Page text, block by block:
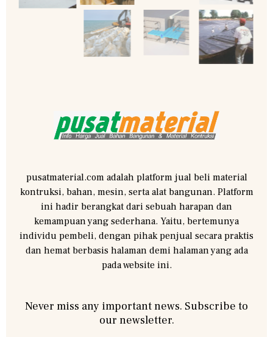
pusatmaterial.com adalah platform jual beli material
kontruksi, bahan, mesin, serta alat bangunan. Platform
ini hadir berangkat dari sebuah harapan dan
kemampuan yang sederhana. Yaitu, bertemunya
individu pembeli, dengan pihak penjual secara praktis
dan hemat berbasis halaman demi halaman yang ada
pada website ini.
Never miss any important news. Subscribe to
our newsletter.